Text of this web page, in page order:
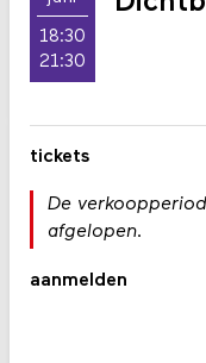
18:30
21:30
tickets
De
afgelopen.
aanmelden